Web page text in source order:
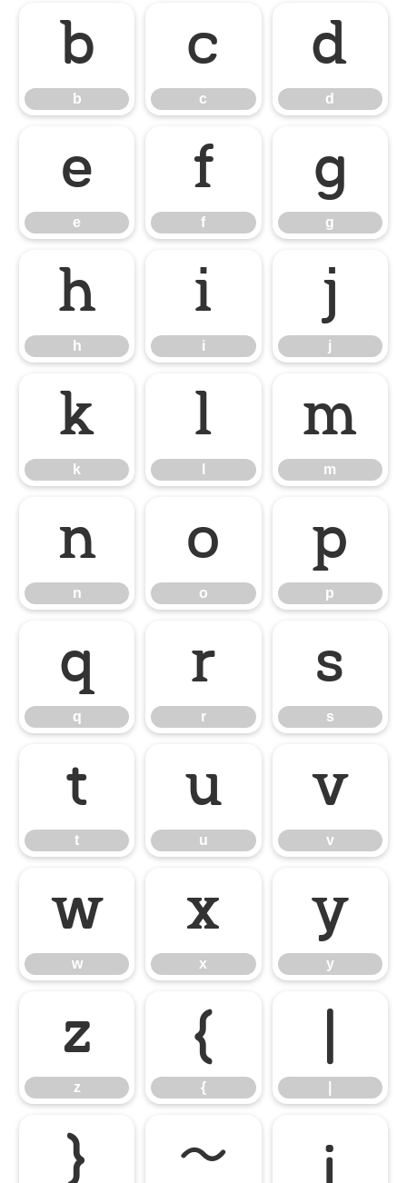
b
b
c
c
d
d
e
e
f
f
g
g
h
h
i
i
j
j
k
k
l m
m
n
n
o
o
p
p
q
q
r
r
s
s
t
t
u
u
v
v
w
w
x
x
y
y
z
z
{
{
} ~ ¡